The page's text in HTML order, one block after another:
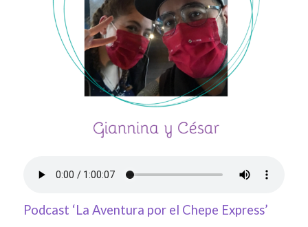
Podcast ‘La Aventura por el Chepe Express’